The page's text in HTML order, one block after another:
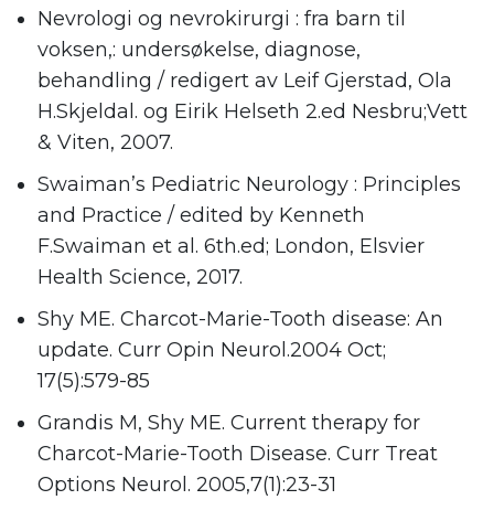
Nevrologi og nevrokirurgi : fra barn til
voksen,: undersøkelse, diagnose,
behandling / redigert av Leif Gjerstad, Ola
H.Skjeldal. og Eirik Helseth 2.ed Nesbru;Vett
& Viten, 2007.
Swaiman’s Pediatric Neurology : Principles
and Practice / edited by Kenneth
F.Swaiman et al. 6th.ed; London, Elsvier
Health Science, 2017.
Shy ME. Charcot-Marie-Tooth disease: An
update. Curr Opin Neurol.2004 Oct;
17(5):579-85
Grandis M, Shy ME. Current therapy for
Charcot-Marie-Tooth Disease. Curr Treat
Options Neurol. 2005,7(1):23-31